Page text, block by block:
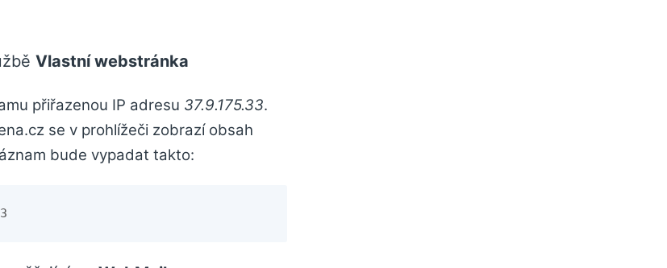
Vlastní webstránka
přiřazenou IP adresu 37.9.175.33.
se v prohlížeči zobrazí obsah
bude vypadat takto: